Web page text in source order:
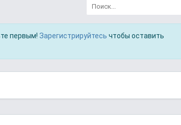
первым! Зарегистрируйтесь чтобы оставить